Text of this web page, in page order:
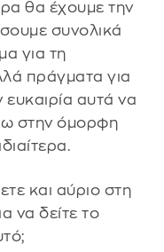
θα έχουμε την
συνολικά
για τη
πράγματα για
αυτά να
στην όμορφη
και αύριο στη
να δείτε το